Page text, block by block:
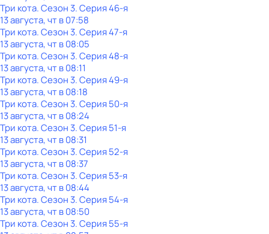
Три кота. Сезон 3. Серия 46-я
13 августа, чт в 07:58
Три кота. Сезон 3. Серия 47-я
13 августа, чт в 08:05
Три кота. Сезон 3. Серия 48-я
13 августа, чт в 08:11
Три кота. Сезон 3. Серия 49-я
13 августа, чт в 08:18
Три кота. Сезон 3. Серия 50-я
13 августа, чт в 08:24
Три кота. Сезон 3. Серия 51-я
13 августа, чт в 08:31
Три кота. Сезон 3. Серия 52-я
13 августа, чт в 08:37
Три кота. Сезон 3. Серия 53-я
13 августа, чт в 08:44
Три кота. Сезон 3. Серия 54-я
13 августа, чт в 08:50
Три кота. Сезон 3. Серия 55-я